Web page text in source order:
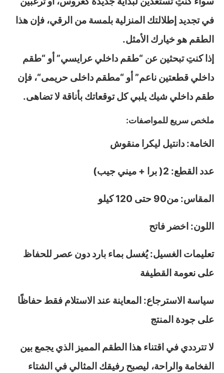
في تجديد إطلالتك المنزلية بلمسة من الرقي، فإن هذا
الطقم هو خيارك الأمثل.
إذا كنتِ تبحثين عن “طقم داخلي عرايسي” أو “طقم
داخلي قطعتين ناعم” أو “مطقم داخلى حريمى“، فإن
طقم داخلي شيك يلبي كل توقعاتك بأناقة لا تضاهى.
ملخص سريع للمواصفات:
الخامة:دانتيل ليكرا منقوش
عدد القطع: 2( برا + ميني جيب)
المقاس: من90 حتى 120 كيلو
اللون: اخضر فاتح
تعليمات الغسيل: يُغسل بماء بارد دون عصر للحفاظ
على نعومة القطيفة
سياسة الاسترجاع: المعاينة عند الاستلام فقط حفاظًا
على جودة المنتج
لا تترددي في اقتناء هذا الطقم المميز الذي يجمع بين
الفخامة والراحة، ليصبح رفيقك المثالي في الشتاء